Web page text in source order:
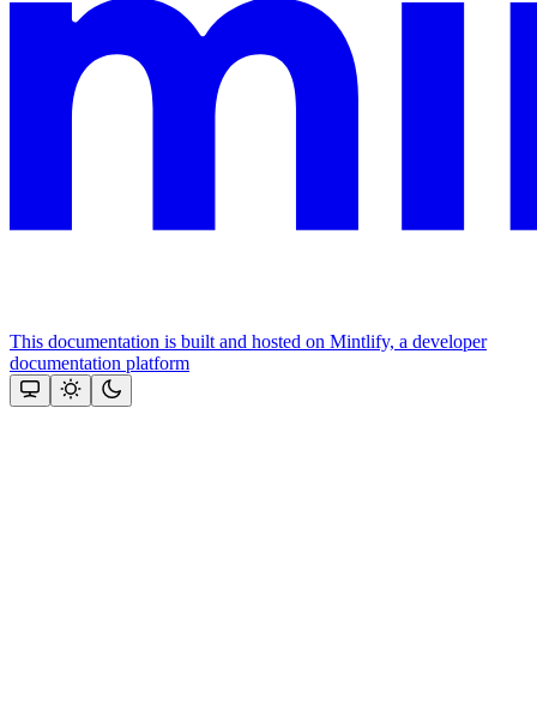
This documentation is built and hosted on Mintlify, a developer
documentation platform